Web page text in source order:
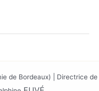
de Bordeaux) | Directrice de